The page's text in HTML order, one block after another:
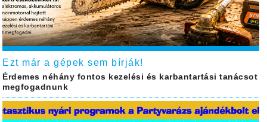
Ezt már a gépek sem bírják!
Érdemes néhány fontos kezelési és karbantartási tanácsot
megfogadnunk